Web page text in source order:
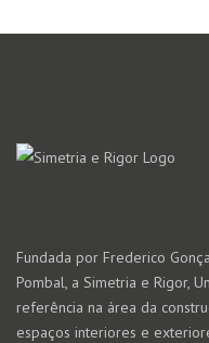
Fundada por Frederico
Pombal, a Simetria e Rigor,
referência na área da
espaços interiores e